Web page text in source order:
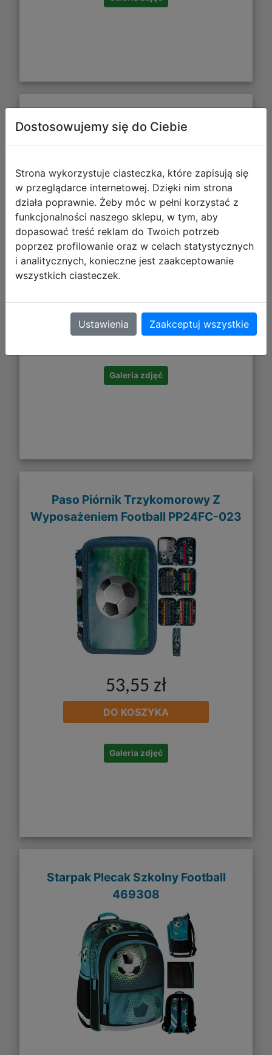
Starpak Tornister Szkolny Football
129,99 zł
DO KOSZYKA
Galeria zdjęć
Paso Piórnik Trzykomorowy Z
Wyposażeniem Football PP24FC-023
53,55 zł
DO KOSZYKA
Galeria zdjęć
Starpak Plecak Szkolny Football
469308
Dostosowujemy się do Ciebie
Strona wykorzystuje ciasteczka, które zapisują się
w przeglądarce internetowej. Dzięki nim strona
działa poprawnie. Żeby móc w pełni korzystać z
funkcjonalności naszego sklepu, w tym, aby
dopasować treść reklam do Twoich potrzeb
poprzez profilowanie oraz w celach statystycznych
i analitycznych, konieczne jest zaakceptowanie
wszystkich ciasteczek.
Ustawienia Zaakceptuj wszystkie